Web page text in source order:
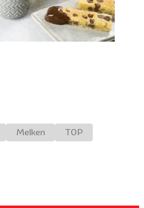
Melken
TOP